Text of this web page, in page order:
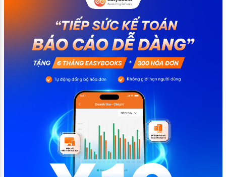
quy trình vận hành và tránh được những án phạt hành
chính không đáng có nếu nắm rõ […]